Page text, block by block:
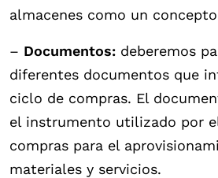
almacenes como un
– Documentos: deberemos
diferentes documentos que
ciclo de compras. El
el instrumento utilizado por
compras para el
materiales y servicios.